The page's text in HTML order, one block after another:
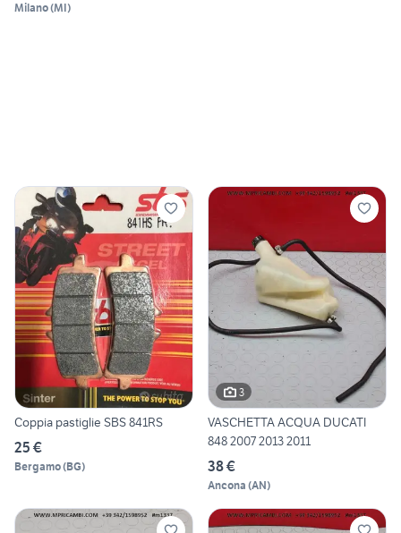
Milano(MI)
Coppia pastiglie SBS 841RS
25 €
Bergamo(BG)
3
VASCHETTA ACQUA DUCATI
848 2007 2013 2011
38 €
Ancona (AN)